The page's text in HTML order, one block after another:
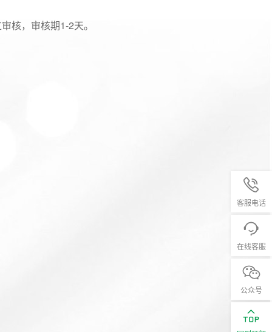
核，审核期1-2天。
客服电话
在线客服
公众号